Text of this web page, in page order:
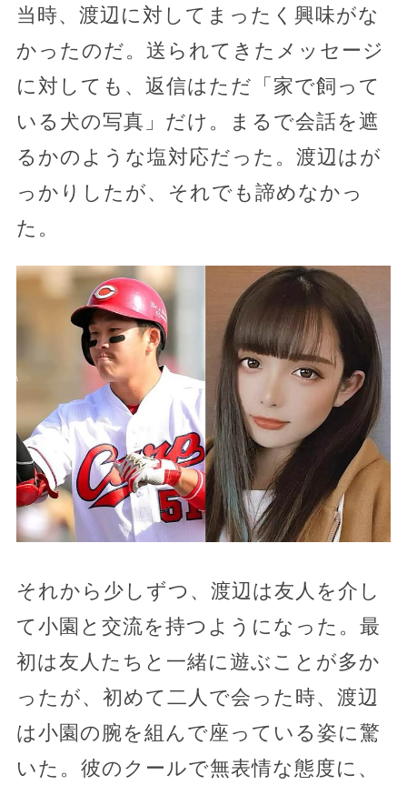
当時、渡辺に対してまったく興味がな
かったのだ。送られてきたメッセージ
に対しても、返信はただ「家で飼って
いる犬の写真」だけ。まるで会話を遮
るかのような塩対応だった。渡辺はが
っかりしたが、それでも諦めなかっ
た。
それから少しずつ、渡辺は友人を介し
て小園と交流を持つようになった。最
初は友人たちと一緒に遊ぶことが多か
ったが、初めて二人で会った時、渡辺
は小園の腕を組んで座っている姿に驚
いた。彼のクールで無表情な態度に、